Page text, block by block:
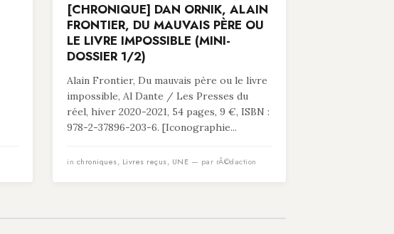
[CHRONIQUE] DAN ORNIK, ALAIN
FRONTIER, DU MAUVAIS PÈRE OU
LE LIVRE IMPOSSIBLE (MINI-
DOSSIER 1/2)
Alain Frontier, Du mauvais père ou le livre
impossible, Al Dante / Les Presses du
réel, hiver 2020-2021, 54 pages, 9 €, ISBN :
978-2-37896-203-6. [Iconographie...
in chroniques, Livres reçus, UNE — par rÃ©daction